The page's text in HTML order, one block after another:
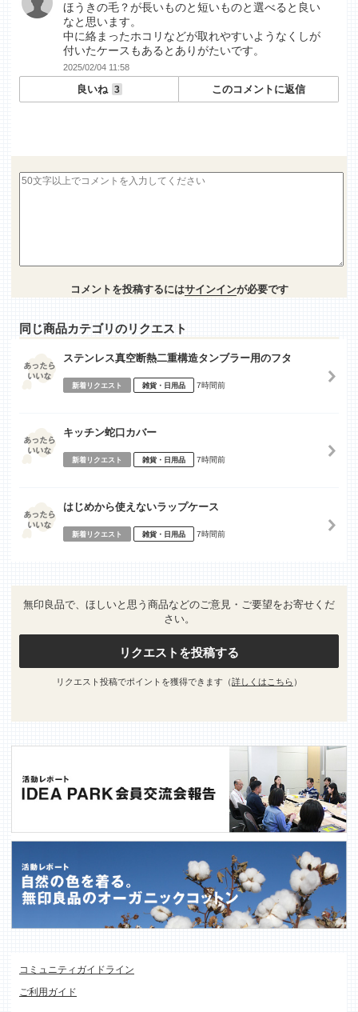
ほうきの毛？が長いものと短いものと選べると良い
なと思います。
中に絡まったホコリなどが取れやすいようなくしが
付いたケースもあるとありがたいです。
2025/02/04 11:58
良いね 3 このコメントに返信
コメントを投稿するにはサインインが必要です
同じ商品カテゴリのリクエスト
ステンレス真空断熱二重構造タンブラー用のフタ
新着リクエスト 雑貨・日用品 7時間前
キッチン蛇口カバー
新着リクエスト 雑貨・日用品 7時間前
はじめから使えないラップケース
新着リクエスト 雑貨・日用品 7時間前
無印良品で、ほしいと思う商品などのご意見・ご要望をお寄せくだ
さい。
リクエストを投稿する
リクエスト投稿でポイントを獲得できます（詳しくはこちら ）
コミュニティガイドライン
ご利用ガイド